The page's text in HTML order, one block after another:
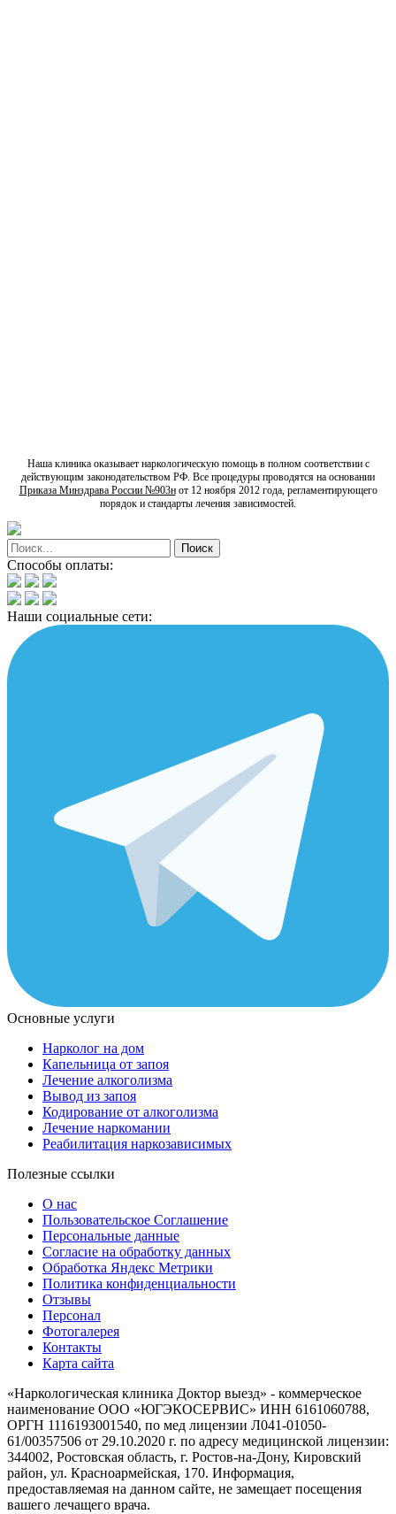
Наша клиника оказывает наркологическую помощь в полном соответствии с
действующим законодательством РФ. Все процедуры проводятся на основании
Приказа Минздрава России №903нот 12 ноября 2012 года, регламентирующего
порядок и стандарты лечения зависимостей.
Способы оплаты:
Наши социальные сети:
Основные услуги
Нарколог на дом
Капельница от запоя
Лечение алкоголизма
Вывод из запоя
Кодирование от алкоголизма
Лечение наркомании
Реабилитация наркозависимых
Полезные ссылки
О нас
Пользовательское Соглашение
Персональные данные
Согласие на обработку данных
Обработка Яндекс Метрики
Политика конфиденциальности
Отзывы
Персонал
Фотогалерея
Контакты
Карта сайта
«Наркологическая клиника Доктор выезд» - коммерческое
наименование ООО «ЮГЭКОСЕРВИС» ИНН 6161060788,
ОРГН 1116193001540, по мед лицензии Л041-01050-
61/00357506 от 29.10.2020 г. по адресу медицинской лицензии:
344002, Ростовская область, г. Ростов-на-Дону, Кировский
район, ул. Красноармейская, 170. Информация,
предоставляемая на данном сайте, не замещает посещения
вашего лечащего врача.